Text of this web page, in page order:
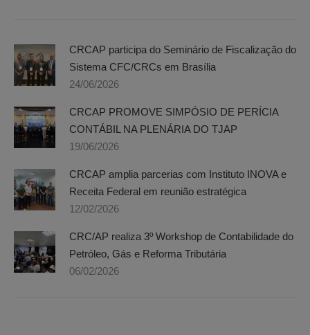
CRCAP participa do Seminário de Fiscalização do
Sistema CFC/CRCs em Brasília
24/06/2026
CRCAP PROMOVE SIMPÓSIO DE PERÍCIA
CONTÁBIL NA PLENÁRIA DO TJAP
19/06/2026
CRCAP amplia parcerias com Instituto INOVA e
Receita Federal em reunião estratégica
12/02/2026
CRC/AP realiza 3º Workshop de Contabilidade do
Petróleo, Gás e Reforma Tributária
06/02/2026